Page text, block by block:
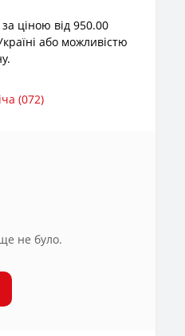
ціною від 950.00
або можливістю
(072)
не було.